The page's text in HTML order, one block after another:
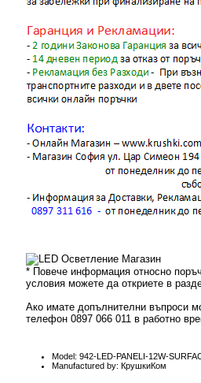
* Повече информация относно
условия можете да откриете в
Ако имате допълнителни въпроси
телефон 0897 066 011 в работно
Model: 942-LED-PANELI-12W-
Manufactured by: КрушкиКом